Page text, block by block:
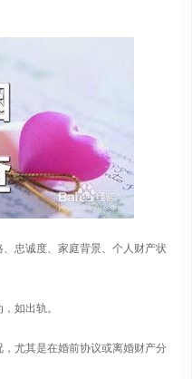
忠诚度、家庭背景、个人财产状
如出轨。
尤其是在婚前协议或离婚财产分